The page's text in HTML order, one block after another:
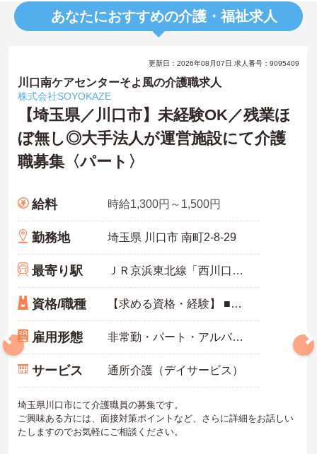
あなたにおすすめの介護・福祉求人
更新日：2026年08月07日 求人番号：9095409
川口南ケアセンターそよ風の介護職求人
株式会社SOYOKAZE
【埼玉県／川口市】未経験OK／残業ほ
ぼ無し◎大手法人が運営施設にて介護
職募集〈パート〉
給料 時給1,300円～1,500円
勤務地 埼玉県 川口市 南町2-8-29
最寄り駅 ＪＲ京浜東北線「西川口駅」徒歩17分
資格/職種 【求める資格・経験】 ■介護職員初任者研修（旧ヘルパー2級）以上 ■簡単なPC操作Excel、Wordできる方 ■未経験・ブランク検討可
雇用形態 非常勤・パート・アルバイト
サービス 通所介護（デイサービス）
埼玉県川口市にて介護職員の募集です。
ご興味ある方には、面接対策ポイントなど、さらに詳細をお話しい
たしますのでお気軽にご相談ください。